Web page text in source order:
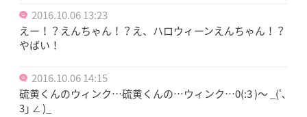
2016.10.06 13:23
えー！？えんちゃん！？え、ハロウィーンえんちゃん！？
やばい！
2016.10.06 14:15
硫黄くんのウィンク…硫黄くんの…ウィンク…0(:3 )〜 _(‘､
3｣ ∠ )_